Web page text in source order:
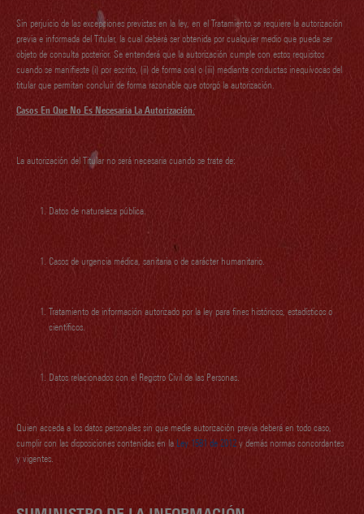
Sin perjuicio de las excepciones previstas en la ley, en el Tratamiento se requiere la autorización
previa e informada del Titular, la cual deberá ser obtenida por cualquier medio que pueda ser
objeto de consulta posterior. Se entenderá que la autorización cumple con estos requisitos
cuando se manifieste (i) por escrito, (ii) de forma oral o (iii) mediante conductas inequívocas del
titular que permitan concluir de forma razonable que otorgó la autorización.
Casos En Que No Es Necesaria La Autorización:
La autorización del Titular no será necesaria cuando se trate de:
Datos de naturaleza pública.
Casos de urgencia médica, sanitaria o de carácter humanitario.
Tratamiento de información autorizado por la ley para fines históricos, estadísticos o
científicos.
Datos relacionados con el Registro Civil de las Personas.
Quien acceda a los datos personales sin que medie autorización previa deberá en todo caso,
cumplir con las disposiciones contenidas en la Ley 1581 de 2012 y demás normas concordantes
y vigentes.